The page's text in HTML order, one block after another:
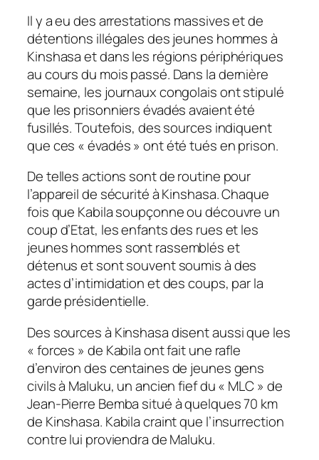
Il y a eu des arrestations massives et de
détentions illégales des jeunes hommes à
Kinshasa et dans les régions périphériques
au cours du mois passé. Dans la dernière
semaine, les journaux congolais ont stipulé
que les prisonniers évadés avaient été
fusillés. Toutefois, des sources indiquent
que ces « évadés » ont été tués en prison.
De telles actions sont de routine pour
l’appareil de sécurité à Kinshasa. Chaque
fois que Kabila soupçonne ou découvre un
coup d’Etat, les enfants des rues et les
jeunes hommes sont rassemblés et
détenus et sont souvent soumis à des
actes d’intimidation et des coups, par la
garde présidentielle.
Des sources à Kinshasa disent aussi que les
« forces » de Kabila ont fait une rafle
d’environ des centaines de jeunes gens
civils à Maluku, un ancien fief du « MLC » de
Jean-Pierre Bemba situé à quelques 70 km
de Kinshasa. Kabila craint que l’insurrection
contre lui proviendra de Maluku.